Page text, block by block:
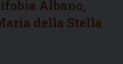
Albano,
della Stella